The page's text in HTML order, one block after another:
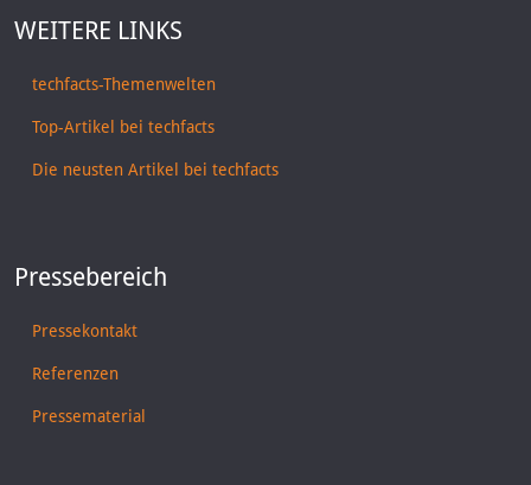
WEITERE LINKS
techfacts-Themenwelten
Top-Artikel bei techfacts
Die neusten Artikel bei techfacts
Pressebereich
Pressekontakt
Referenzen
Pressematerial